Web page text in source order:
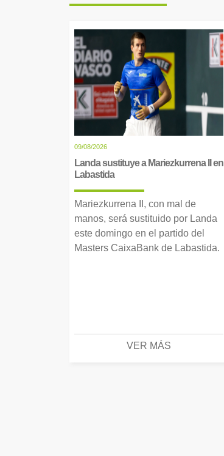
09/08/2026
Landa sustituye a Mariezkurrena II en
Labastida
Mariezkurrena II, con mal de
manos, será sustituido por Landa
este domingo en el partido del
Masters CaixaBank de Labastida.
VER MÁS